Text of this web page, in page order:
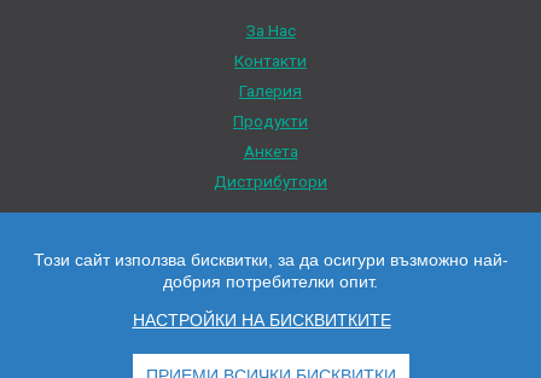
Този сайт използва бисквитки, за да осигури възможно най-
добрия потребителки опит.
НАСТРОЙКИ НА БИСКВИТКИТЕ
За Нас
Контакти
Галерия
Продукти
Анкета
Дистрибутори
Всички цени са с ДДС Всички права запазени © 2026 Нико Терм